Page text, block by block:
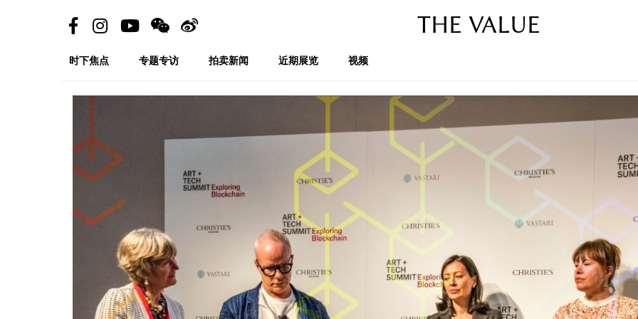
THE VALUE
时下焦点 专题专访 拍卖新闻 近期展览 视频